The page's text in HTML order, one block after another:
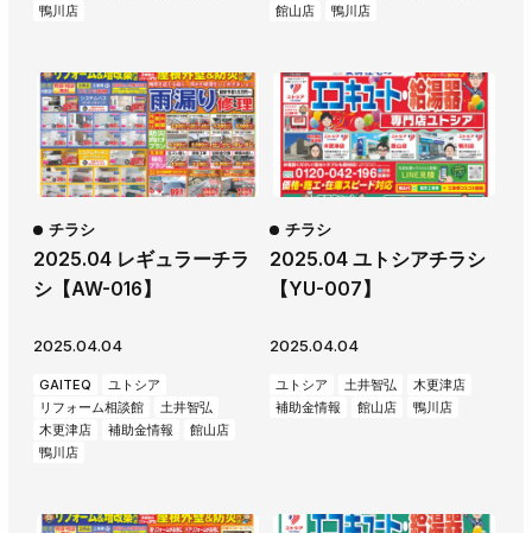
鴨川店
館山店
鴨川店
2025.04 レギュラーチラ
シ【AW-016】
チラシ
2025.04.04
GAITEQ
ユトシア
リフォーム相談館
土井智弘
木更津店
補助金情報
館山店
鴨川店
2025.04 ユトシアチラシ
【YU-007】
チラシ
2025.04.04
ユトシア 土井智弘
木更津店
補助金情報
館山店 鴨川店